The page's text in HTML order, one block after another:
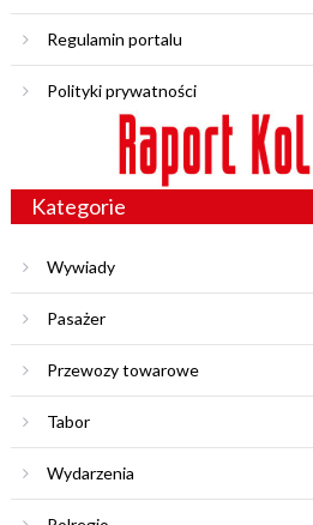
Regulamin portalu
Polityki prywatności
Kategorie
Wywiady
Pasażer
Przewozy towarowe
Tabor
Wydarzenia